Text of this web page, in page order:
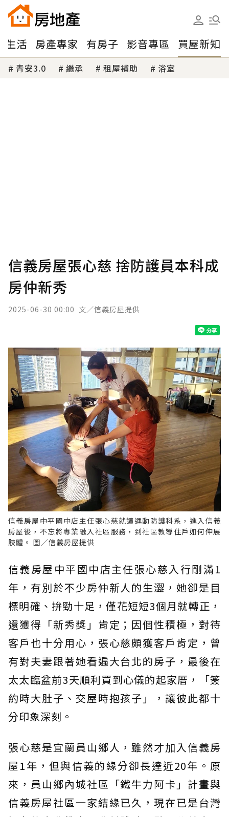
生活 房產專家 有房子 影音專區 買屋新知
青安3.0 繼承 租屋補助 浴室
信義房屋張心慈 捨防護員本科成
房仲新秀
2025-06-30 00:00 文／信義房屋提供
信義房屋中平國中店主任張心慈就讀運動防護科系，進入信義
房屋後，不忘將專業融入社區服務，到社區教導住戶如何伸展
肢體。 圖／信義房屋提供
信義房屋中平國中店主任張心慈入行剛滿1
年，有別於不少房仲新人的生澀，她卻是目
標明確、拚勁十足，僅花短短3個月就轉正，
還獲得「新秀獎」肯定；因個性積極，對待
客戶也十分用心，張心慈頗獲客戶肯定，曾
有對夫妻跟著她看遍大台北的房子，最後在
太太臨盆前3天順利買到心儀的起家厝，「簽
約時大肚子、交屋時抱孩子」，讓彼此都十
分印象深刻。
張心慈是宜蘭員山鄉人，雖然才加入信義房
屋1年，但與信義的緣分卻長達近20年。原
來，員山鄉內城社區「鐵牛力阿卡」計畫與
信義房屋社區一家結緣已久，現在已是台灣